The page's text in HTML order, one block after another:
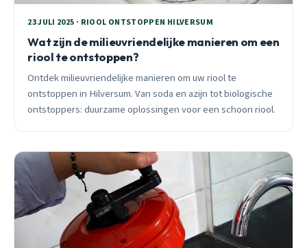
23 JULI 2025 · RIOOL ONTSTOPPEN HILVERSUM
Wat zijn de milieuvriendelijke manieren om een
riool te ontstoppen?
Ontdek milieuvriendelijke manieren om uw riool te
ontstoppen in Hilversum. Van soda en azijn tot biologische
ontstoppers: duurzame oplossingen voor een schoon riool.